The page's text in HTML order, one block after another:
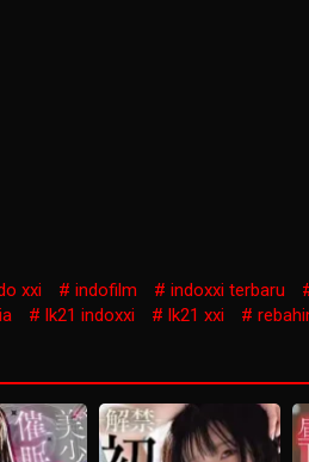
xxi indofilm indoxxi terbaru
lk21 indoxxi lk21 xxi